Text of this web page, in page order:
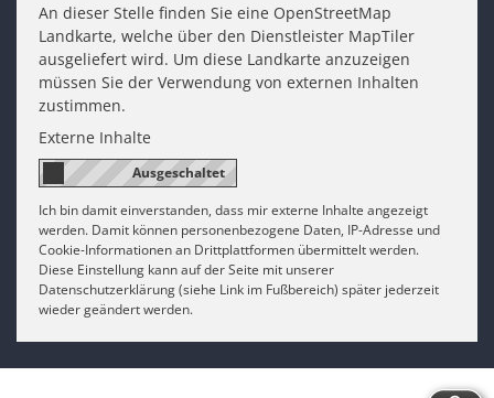
An dieser Stelle finden Sie eine OpenStreetMap
Landkarte, welche über den Dienstleister MapTiler
ausgeliefert wird. Um diese Landkarte anzuzeigen
müssen Sie der Verwendung von externen Inhalten
zustimmen.
Externe Inhalte
Ich bin damit einverstanden, dass mir externe Inhalte angezeigt
werden. Damit können personenbezogene Daten, IP-Adresse und
Cookie-Informationen an Drittplattformen übermittelt werden.
Diese Einstellung kann auf der Seite mit unserer
Datenschutzerklärung (siehe Link im Fußbereich) später jederzeit
wieder geändert werden.